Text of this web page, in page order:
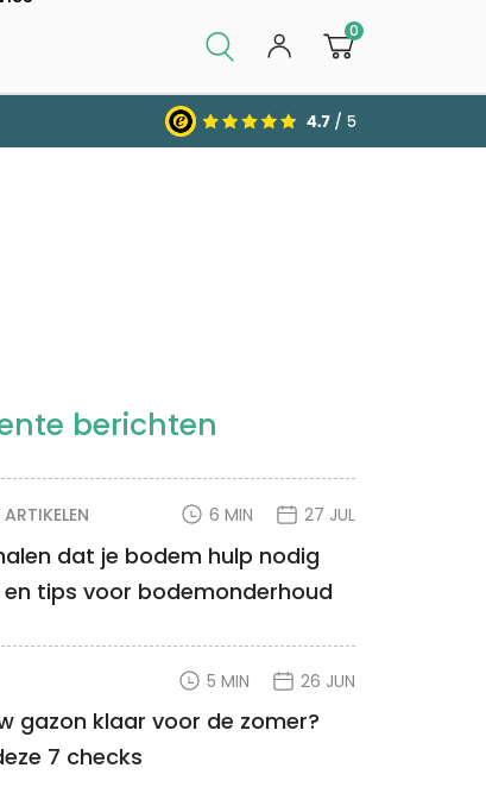
0
berichten
ARTIKELEN 6 MIN 27 JUL
dat je bodem hulp nodig
tips voor bodemonderhoud
5 MIN 26 JUN
gazon klaar voor de zomer?
7 checks